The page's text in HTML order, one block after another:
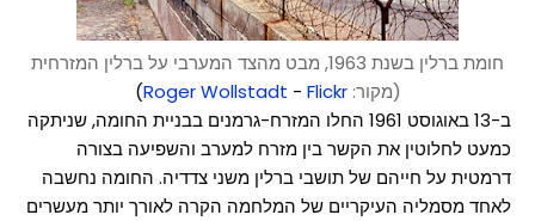
חומת ברלין בשנת 1963, מבט מהצד המערבי על ברלין המזרחית
(מקור:
RogerWollstadt - Flickr
)
ב-13 באוגוסט 1961 החלו המזרח-גרמנים בבניית החומה, שניתקה
כמעט לחלוטין את הקשר בין מזרח למערב והשפיעה בצורה
דרמטית על חייהם של תושבי ברלין משני צדדיה. החומה נחשבה
לאחד מסמליה העיקריים של המלחמה הקרה לאורך יותר מעשרים